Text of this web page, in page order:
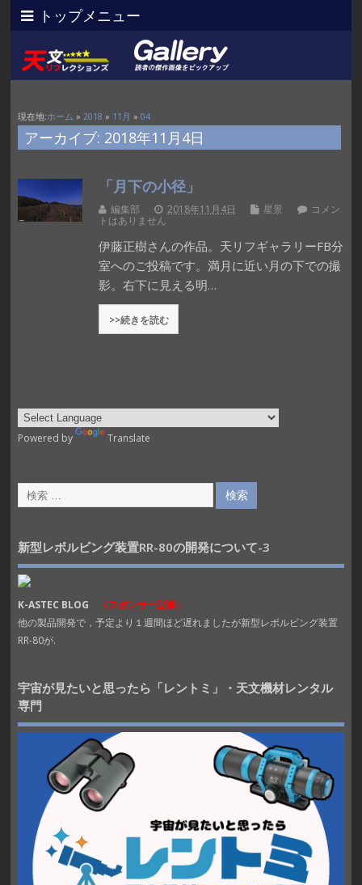
トップメニュー
現在地:ホーム » 2018 » 11月 » 04
アーカイブ: 2018年11月4日
「月下の小径」
編集部 2018年11月4日 星景
コメン
トはありません
伊藤正樹さんの作品。天リフギャラリーFB分
室へのご投稿です。満月に近い月の下での撮
影。右下に見える明…
>>続きを読む
Powered by Translate
新型レボルビング装置RR-80の開発について-3
K-ASTEC BLOG
（スポンサー記事）
他の製品開発で，予定より１週間ほど遅れましたが新型レボルビング装置
RR-80が.
宇宙が見たいと思ったら「レントミ」・天文機材レンタル
専門